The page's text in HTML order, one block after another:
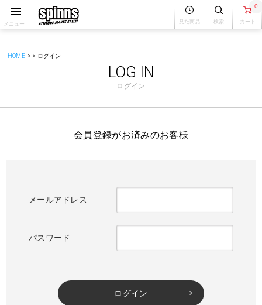
メニュー 見た商品 検索
0
カート
HOME ログイン
LOG IN
ログイン
会員登録がお済みのお客様
メールアドレス
パスワード
ログイン